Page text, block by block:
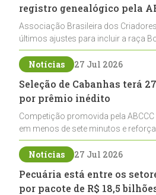
registro genealógico pela
Associação Brasileira dos
últimos ajustes para incluir a raça
de registros, abrindo caminho para
pecuária nacional
Notícias 27 Jul 2026
Seleção de Cabanhas terá
por prêmio inédito
Competição promovida pela
em menos de sete minutos e
cabanhas na seleção genética de
ao laço
Notícias 27 Jul 2026
Pecuária está entre os
por pacote de R$ 18,5